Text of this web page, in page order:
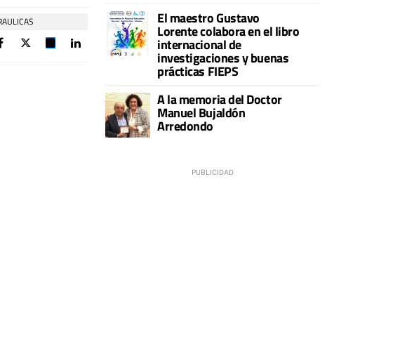
El maestro Gustavo
Lorente colabora en el libro
internacional de
investigaciones y buenas
prácticas FIEPS
A la memoria del Doctor
Manuel Bujaldón
Arredondo